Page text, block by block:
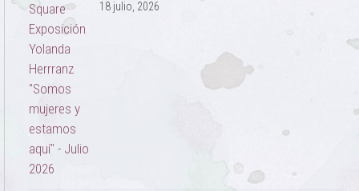
18 julio, 2026